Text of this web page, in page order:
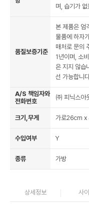
며, 습기가
품질보증기준
본 제품은 엄
물품에 하자
매처로 문의
1년이며, 소
은 지지 않습
선 가능합니
A/S 책임자와
전화번호
㈜ 피닉스아
크기,무게 가로26cm x
수입여부 Y
종류 가방
상세정보 사